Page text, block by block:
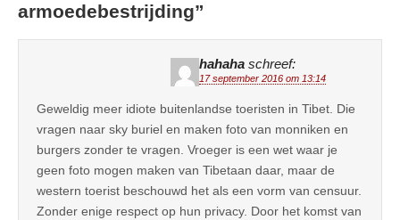
armoedebestrijding”
hahaha schreef:
17 september 2016 om 13:14
Geweldig meer idiote buitenlandse toeristen in Tibet. Die
vragen naar sky buriel en maken foto van monniken en
burgers zonder te vragen. Vroeger is een wet waar je
geen foto mogen maken van Tibetaan daar, maar de
western toerist beschouwd het als een vorm van censuur.
Zonder enige respect op hun privacy. Door het komst van